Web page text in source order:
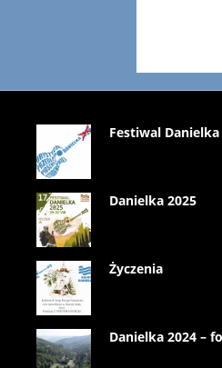
Festiwal
Danielka 2025
Życzenia
Danielka 2024 –